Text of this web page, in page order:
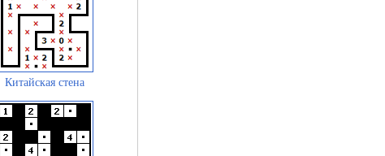
Китайская стена